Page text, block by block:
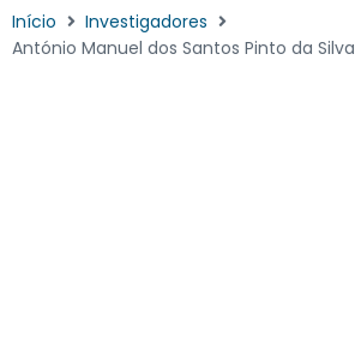
Início
Investigadores
António Manuel dos Santos Pinto da Silva